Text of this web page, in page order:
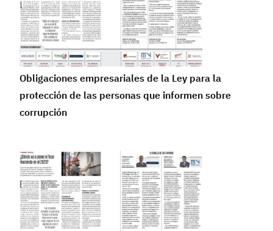
Obligaciones empresariales de la Ley para la
protección de las personas que informen sobre
corrupción